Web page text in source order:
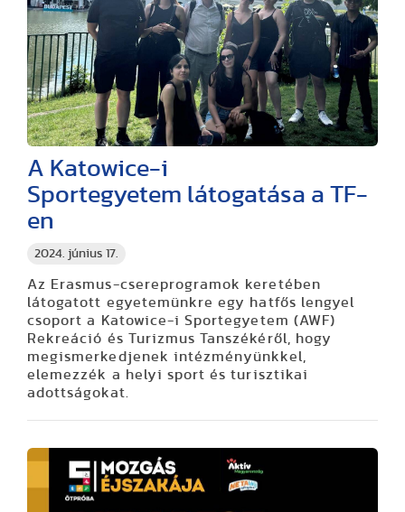
2024. június 17.
A Katowice-i
Sportegyetem látogatása a TF-
en
Az Erasmus-csereprogramok keretében
látogatott egyetemünkre egy hatfős lengyel
csoport a Katowice-i Sportegyetem (AWF)
Rekreáció és Turizmus Tanszékéről, hogy
megismerkedjenek intézményünkkel,
elemezzék a helyi sport és turisztikai
adottságokat.